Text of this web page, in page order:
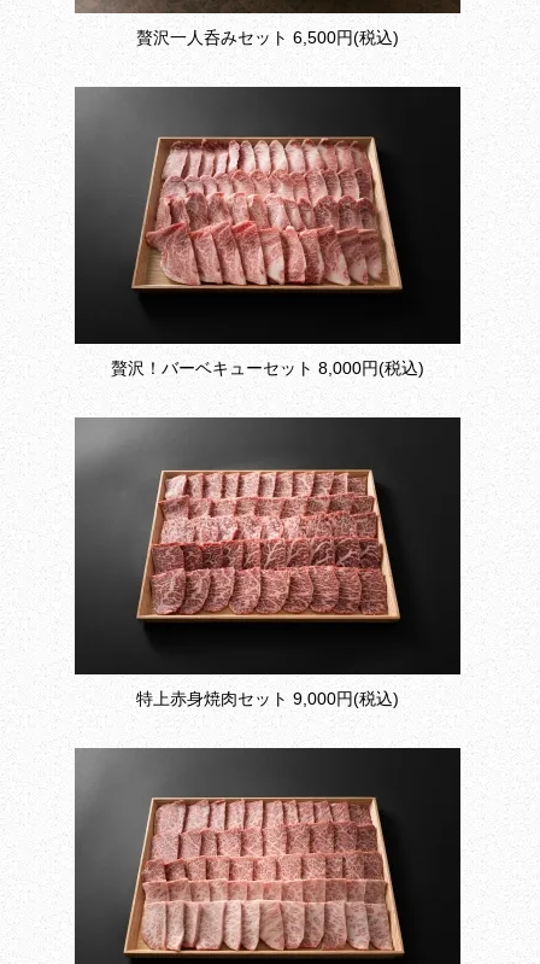
贅沢一人呑みセット 6,500円(税込)
贅沢！バーベキューセット8,000円(税込)
特上赤身焼肉セット 9,000円(税込)